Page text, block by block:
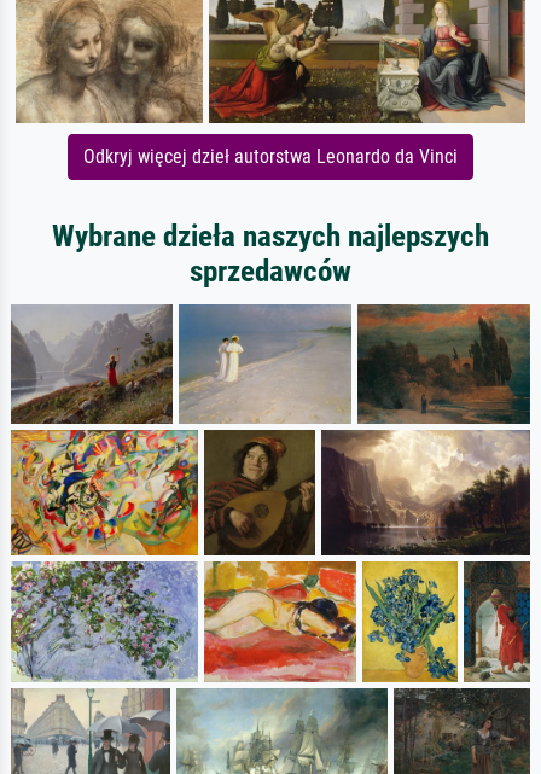
Odkryj więcej dzieł autorstwa Leonardo da Vinci
Wybrane dzieła naszych najlepszych
sprzedawców